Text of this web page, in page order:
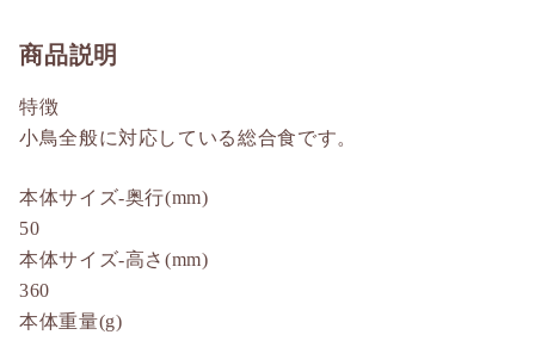
商品説明
特徴
小鳥全般に対応している総合食です。
本体サイズ-奥行(mm)
50
本体サイズ-高さ(mm)
360
本体重量(g)